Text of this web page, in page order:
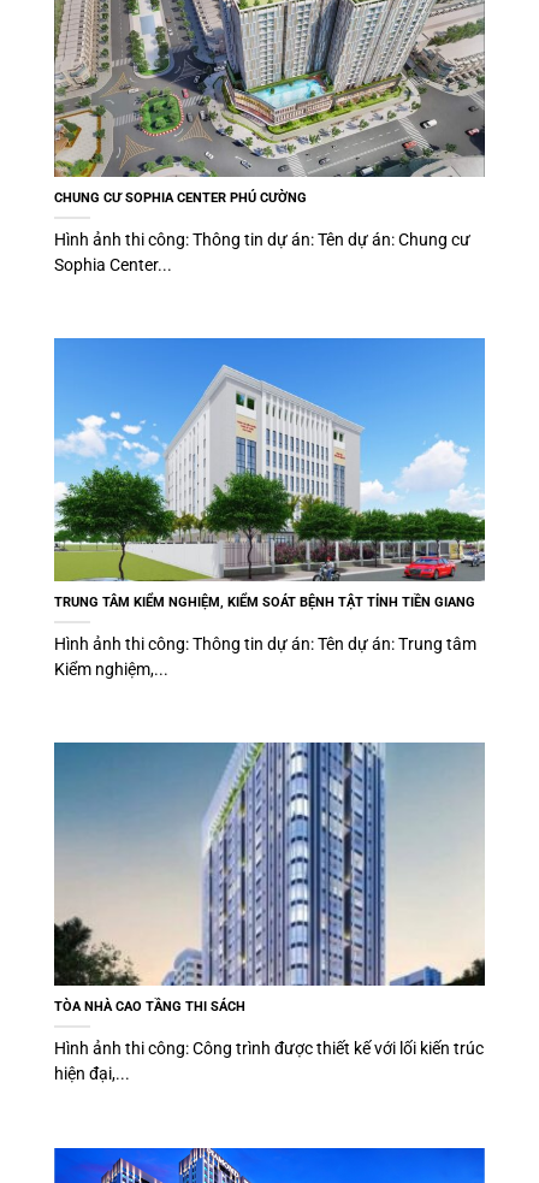
CHUNG CƯ SOPHIA CENTER PHÚ CƯỜNG
Hình ảnh thi công: Thông tin dự án: Tên dự án: Chung cư
Sophia Center...
TRUNG TÂM KIỂM NGHIỆM, KIỂM SOÁT BỆNH TẬT TỈNH TIỀN GIANG
Hình ảnh thi công: Thông tin dự án: Tên dự án: Trung tâm
Kiểm nghiệm,...
TÒA NHÀ CAO TẦNG THI SÁCH
Hình ảnh thi công: Công trình được thiết kế với lối kiến trúc
hiện đại,...